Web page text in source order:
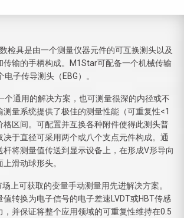
检具是由一个测量仪器元件的可互换测头以及
传输的手柄构成。M1Star可配备一个机械传输
子传导测头（EBG）。
个通用的解决方案，也可测量很深的内径或不
量系统提供了极佳的测量性能（可重复性<1
格区间。可配置并互换各种附件使得此测头普
决于直径可采用两个或八个支点元件构成。通
将测量值传送到显示设备上，在形成V形导向
滑动球形头。
上可获取的变量手动测量用先进解决方案。
转换为电子信号的电子差速LVDT或HBT传感
，并保证将整个应用领域的可重复性维持在0.5